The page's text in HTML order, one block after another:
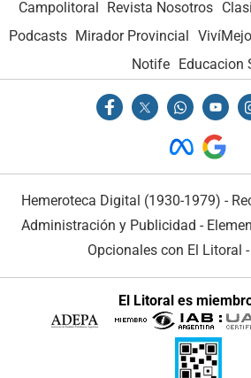
Campolitoral Revista Nosotros
Podcasts Mirador Provincial
Notife Educacion
Hemeroteca Digital (1930-1979) -
Administración y Publicidad -
Opcionales con El Litoral -
El Litoral es